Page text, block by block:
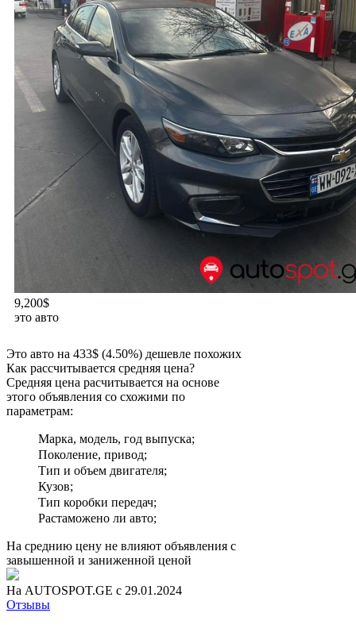
9,200$
это авто
Это авто на 433$ (4.50%) дешевле похожих
Как рассчитывается средняя цена?
Средняя цена расчитывается на основе
этого объявления со схожими по
параметрам:
Марка, модель, год выпуска;
Поколение, привод;
Тип и объем двигателя;
Кузов;
Тип коробки передач;
Растаможено ли авто;
На среднию цену не влияют объявления с
завышенной и заниженной ценой
На AUTOSPOT.GE с 29.01.2024
Отзывы